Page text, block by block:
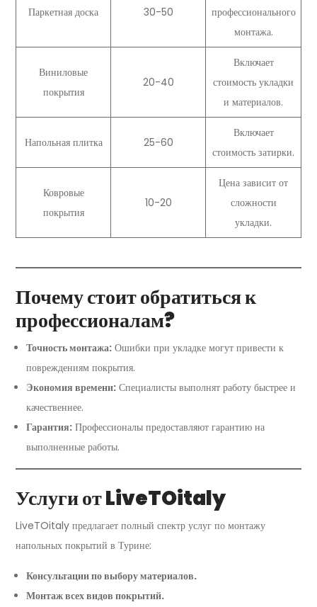
Паркетная доска 30-50
профессионального
монтажа.
Виниловые
покрытия
20-40
Включает
стоимость укладки
и материалов.
Напольная плитка 25-60
Включает
стоимость затирки.
Ковровые
покрытия
10-20
Цена зависит от
сложности
укладки.
Почему стоит обратиться к
профессионалам?
Точность монтажа: Ошибки при укладке могут привести к
повреждениям покрытия.
Экономия времени: Специалисты выполнят работу быстрее и
качественнее.
Гарантия: Профессионалы предоставляют гарантию на
выполненные работы.
Услуги от LiveTOitaly
LiveTOitaly предлагает полный спектр услуг по монтажу
напольных покрытий в Турине:
Консультации по выбору материалов.
Монтаж всех видов покрытий.